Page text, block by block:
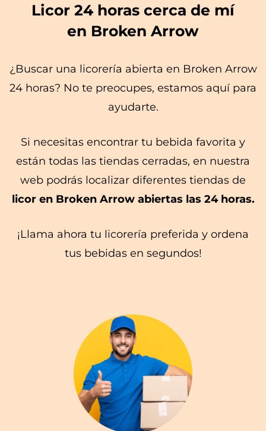
Licor 24 horas cerca de mí
en Broken Arrow
¿Buscar una licorería abierta en Broken Arrow
24 horas? No te preocupes, estamos aquí para
ayudarte.
Si necesitas encontrar tu bebida favorita y
están todas las tiendas cerradas, en nuestra
web podrás localizar diferentes tiendas de
licor en Broken Arrow abiertas las 24 horas.
¡Llama ahora tu licorería preferida y ordena
tus bebidas en segundos!